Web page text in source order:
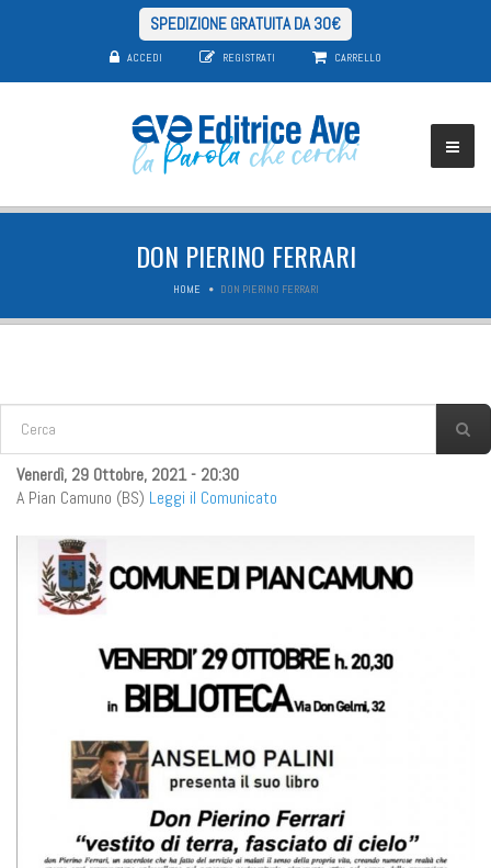
SPEDIZIONE GRATUITA DA 30€
ACCEDI REGISTRATI CARRELLO
DON PIERINO FERRARI
HOME DON PIERINO FERRARI
FORM DI RICERCA
Venerdì, 29 Ottobre, 2021 - 20:30
A Pian Camuno (BS) Leggi il Comunicato